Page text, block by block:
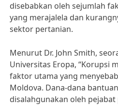
disebabkan oleh sejumlah
yang merajalela dan
sektor pertanian.
Menurut Dr. John Smith,
Universitas Eropa, “Korupsi
faktor utama yang
Moldova. Dana-dana
disalahgunakan oleh